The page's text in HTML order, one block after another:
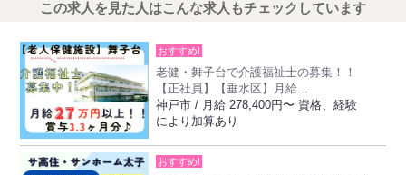
この求人を見た人はこんな求人もチェックしています
おすすめ!
老健・舞子台で介護福祉士の募集！！
【正社員】【垂水区】月給...
神戸市 / 月給 278,400円〜 資格、経験
により加算あり
おすすめ!